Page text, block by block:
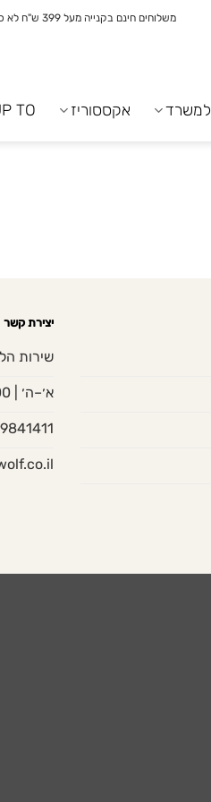
משלוחים חינם בקנייה מעל 399 ש"ח לא כולל ריהוט
למשרד אקססוריז TO
יצירת קשר
שירות
א׳–ה׳ | 09:00–17:00 ו׳ | 10:00–13:00
- WhatsApp only